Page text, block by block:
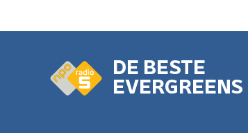
DE BESTE
EVERGREENS